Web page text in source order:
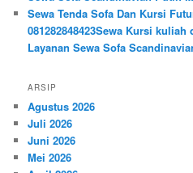
Sewa Tenda Sofa Dan Kursi
081282848423Sewa Kursi kuliah
Layanan Sewa Sofa
ARSIP
Agustus 2026
Juli 2026
Juni 2026
Mei 2026